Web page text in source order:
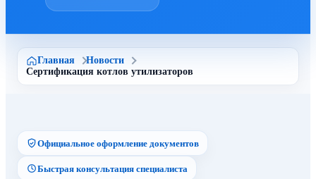
Главная
Новости
Сертификация котлов утилизаторов
Официальное оформление документов
Быстрая консультация специалиста